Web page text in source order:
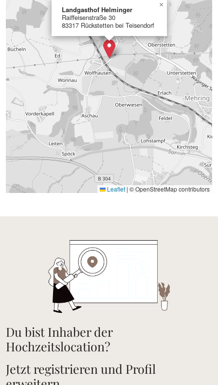
Landgasthof Helminger
Raiffeisenstraße 30
83317 Rückstetten bei Teisendorf
×
Leaflet | © OpenStreetMap contributors
Du bist Inhaber der
Hochzeitslocation?
Jetzt registrieren und Profil